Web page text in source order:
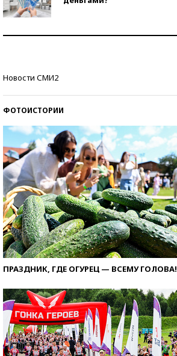
Новости СМИ2
ФОТОИСТОРИИ
ПРАЗДНИК, ГДЕ ОГУРЕЦ — ВСЕМУ ГОЛОВА!